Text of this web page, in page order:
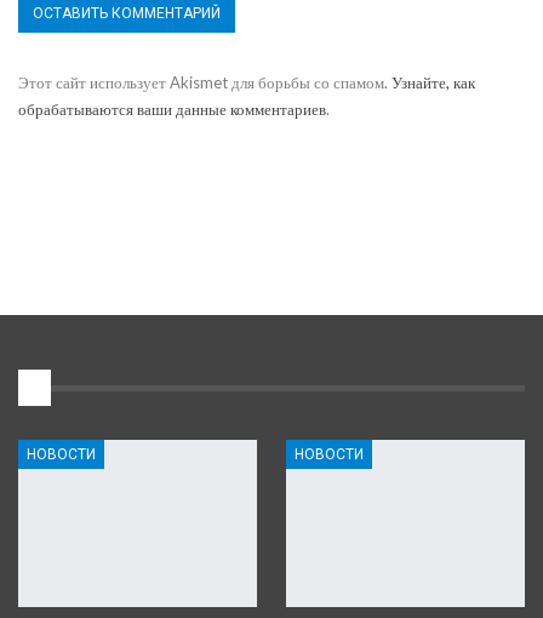
Этот сайт использует Akismet для борьбы со спамом. Узнайте, как
обрабатываются ваши данные комментариев.
НОВОСТИ НОВОСТИ